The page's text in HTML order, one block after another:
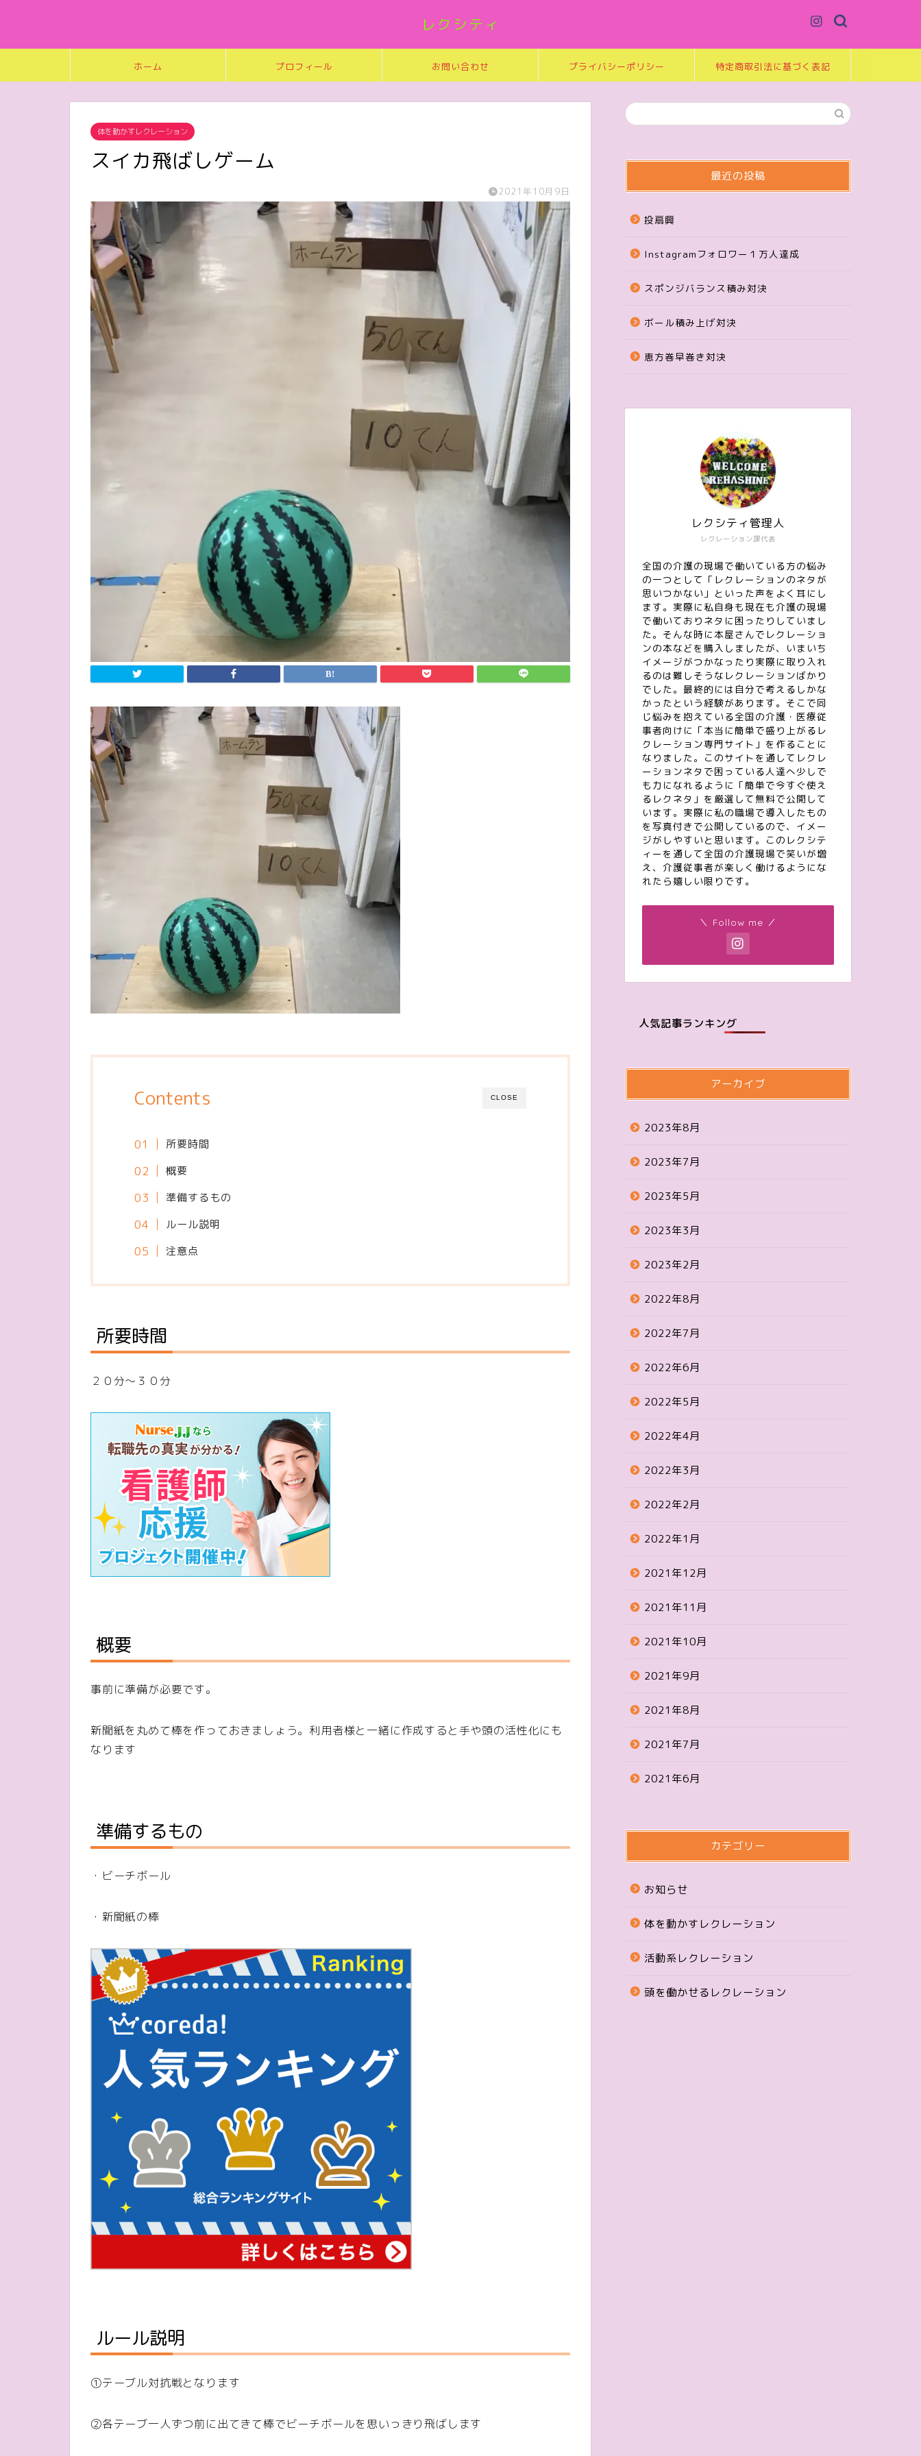
レクシティ
ホーム プロフィール お問い合わせ プライバシーポリシー 特定商取引法に基づく表記
体を動かすレクレーション
スイカ飛ばしゲーム
2021年10月9日
CLOSE
Contents
所要時間
概要
準備するもの
ルール説明
注意点
所要時間
２０分～３０分
概要
事前に準備が必要です。
新聞紙を丸めて棒を作っておきましょう。利用者様と一緒に作成すると手や頭の活性化にも
なります
準備するもの
・ビーチボール
・新聞紙の棒
ルール説明
①テーブル対抗戦となります
②各テーブ一人ずつ前に出てきて棒でビーチボールを思いっきり飛ばします
最近の投稿
投扇興
Instagramフォロワー１万人達成
スポンジバランス積み対決
ボール積み上げ対決
恵方巻早巻き対決
レクレーション課代表
レクシティ管理人
全国の介護の現場で働いている方の悩み
の一つとして「レクレーションのネタが
思いつかない」といった声をよく耳にし
ます。実際に私自身も現在も介護の現場
で働いておりネタに困ったりしていまし
た。そんな時に本屋さんでレクレーショ
ンの本などを購入しましたが、いまいち
イメージがつかなったり実際に取り入れ
るのは難しそうなレクレーションばかり
でした。最終的には自分で考えるしかな
かったという経験があります。そこで同
じ悩みを抱えている全国の介護・医療従
事者向けに「本当に簡単で盛り上がるレ
クレーション専門サイト」を作ることに
なりました。このサイトを通してレクレ
ーションネタで困っている人達へ少しで
も力になれるように「簡単で今すぐ使え
るレクネタ」を厳選して無料で公開して
います。実際に私の職場で導入したもの
を写真付きで公開しているので、イメー
ジがしやすいと思います。このレクシテ
ィーを通して全国の介護現場で笑いが増
え、介護従事者が楽しく働けるようにな
れたら嬉しい限りです。
＼ Follow me ／
人気記事ランキング
アーカイブ
2023年8月
2023年7月
2023年5月
2023年3月
2023年2月
2022年8月
2022年7月
2022年6月
2022年5月
2022年4月
2022年3月
2022年2月
2022年1月
2021年12月
2021年11月
2021年10月
2021年9月
2021年8月
2021年7月
2021年6月
カテゴリー
お知らせ
体を動かすレクレーション
活動系レクレーション
頭を働かせるレクレーション